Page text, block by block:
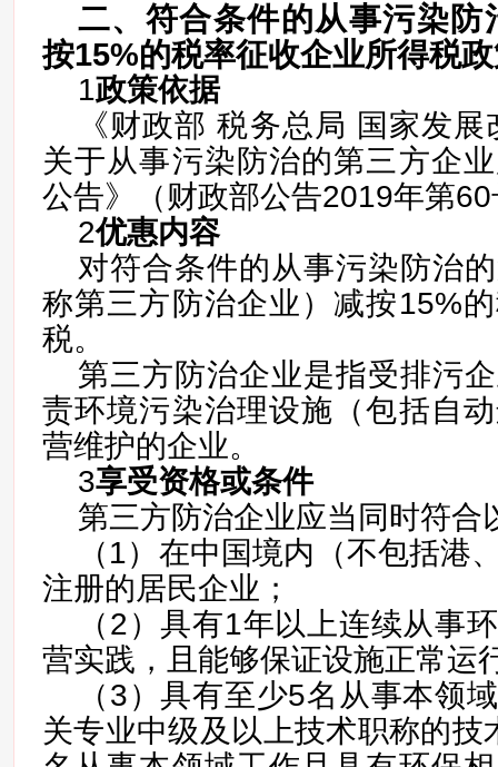
二、符合条件的从事污染防
按15%的税率征收企业所得税
1政策依据
《财政部 税务总局 国家发
关于从事污染防治的第三方企
公告》（财政部公告2019年第
2优惠内容
对符合条件的从事污染防治
称第三方防治企业）减按15%
税。
第三方防治企业是指受排污
责环境污染治理设施（包括自
营维护的企业。
3享受资格或条件
第三方防治企业应当同时符合
（1）在中国境内（不包括港
注册的居民企业；
（2）具有1年以上连续从事
营实践，且能够保证设施正常运
（3）具有至少5名从事本领
关专业中级及以上技术职称的技